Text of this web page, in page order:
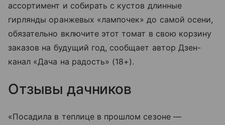
ассортимент и собирать с кустов длинные
гирлянды оранжевых «лампочек» до самой осени,
обязательно включите этот томат в свою корзину
заказов на будущий год, сообщает автор Дзен-
канал «Дача на радость» (18+).
Отзывы дачников
«Посадила в теплице в прошлом сезоне —